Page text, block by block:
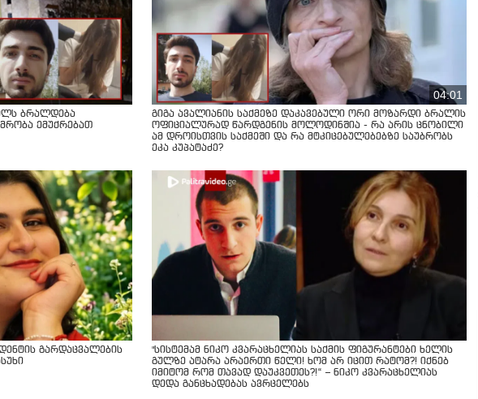
ბრალდება
ემუქრებათ
04:01
გიგა ავალიანის საქმეზე დაკავებული ორი მოზარდი ბრალის
ოფიციალურად წარდგენის მოლოდინშია - რა არის ცნობილი
ამ დროისთვის საქმეში და რა მტკიცებულებებზე საუბრობს
ეკა კუპატაძე?
გარდაცვალების
"სისტემამ ნიკო კვარაცხელიას საქმის ფიგურანტები ხელის
გულზე ატარა არაერთი წელი! ხომ არ იცით რატომ?! იქნებ
იმიტომ რომ თავად დაუკვეთეს?!“ – ნიკო კვარაცხელიას
დედა განცხადებას ავრცელებს